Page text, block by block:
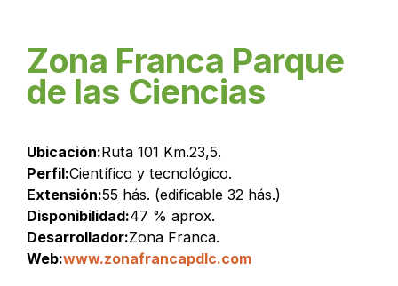
Zona Franca Parque
de las Ciencias
Ubicación:Ruta 101 Km.23,5.
Perfil:Científico y tecnológico.
Extensión:55 hás. (edificable 32 hás.)
Disponibilidad:47 % aprox.
Desarrollador:Zona Franca.
Web:www.zonafrancapdlc.com